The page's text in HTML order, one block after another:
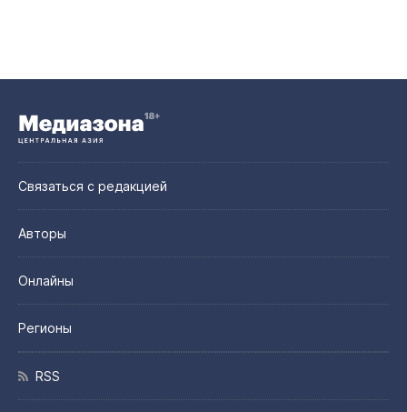
Связаться с редакцией
Авторы
Онлайны
Регионы
RSS